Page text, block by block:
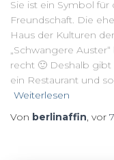
Sie ist ein Symbol
Freundschaft. Die
Haus der Kulturen
„Schwangere
recht 🙂 Deshalb gibt
ein Restaurant und
Weiterlesen
Von berlinaffin, vor